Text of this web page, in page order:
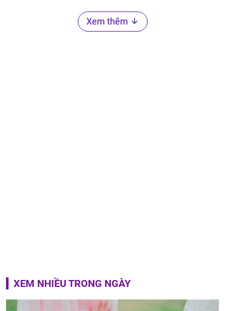
Xem thêm
XEM NHIỀU TRONG NGÀY